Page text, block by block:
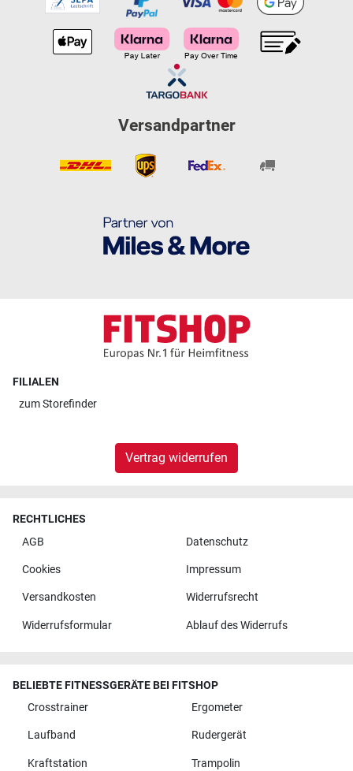
Versandpartner
FILIALEN
zumStorefinder
Vertrag widerrufen
RECHTLICHES
AGB
Datenschutz
Cookies Impressum
Versandkosten Widerrufsrecht
Widerrufsformular Ablauf des Widerrufs
BELIEBTE FITNESSGERÄTE BEI FITSHOP
Crosstrainer
Ergometer
Laufband Rudergerät
Kraftstation Trampolin